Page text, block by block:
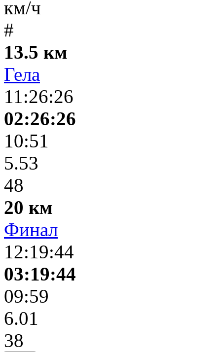
км/ч
#
13.5 км
Гела
11:26:26
02:26:26
10:51
5.53
48
20 км
Финал
12:19:44
03:19:44
09:59
6.01
38